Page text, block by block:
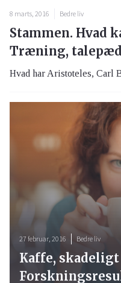
8 marts, 2016 Bedre liv
Stammen. Hvad
Træning,
Hvad har Aristoteles, Carl
27 februar, 2016 Bedre liv
Kaffe,